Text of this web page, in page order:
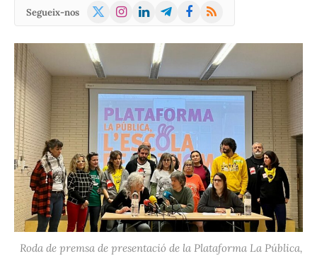
Segueix-nos
X
Instagram
LinkedInTelegramFacebook
RSS
Roda de premsa de presentació de la Plataforma La Pública,